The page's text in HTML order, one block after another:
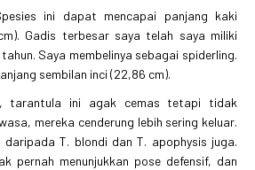
ini dapat mencapai panjang kaki
Gadis terbesar saya telah saya miliki
Saya membelinya sebagai spiderling.
sembilan inci (22,86 cm).
tarantula ini agak cemas tetapi tidak
mereka cenderung lebih sering keluar.
daripada T. blondi dan T. apophysis juga.
pernah menunjukkan pose defensif, dan